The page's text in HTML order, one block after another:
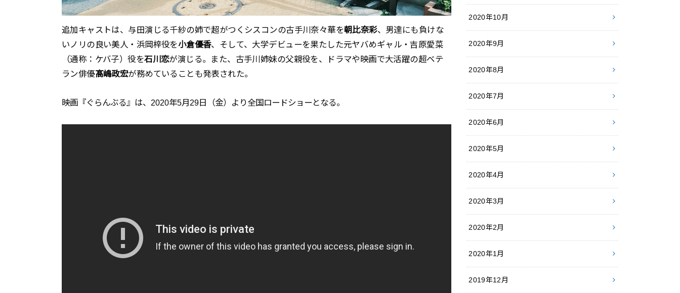
追加キャストは、与田演じる千紗の姉で超がつくシスコンの古手川奈々華を朝比奈彩、男達にも負けな
いノリの良い美人・浜岡梓役を小倉優香、そして、大学デビューを果たした元ヤバめギャル・吉原愛菜
（通称：ケバ子）役を石川恋が演じる。また、古手川姉妹の父親役を、ドラマや映画で大活躍の超ベテ
ラン俳優髙嶋政宏が務めていることも発表された。
映画『ぐらんぶる』は、2020年5月29日（金）より全国ロードショーとなる。
2020年10月
2020年9月
2020年8月
2020年7月
2020年6月
2020年5月
2020年4月
2020年3月
2020年2月
2020年1月
2019年12月